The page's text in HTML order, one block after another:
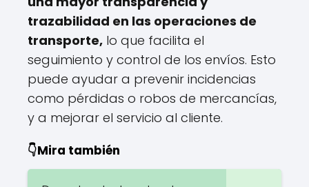
trazabilidad en las operaciones de
transporte, lo que facilita el
seguimiento y control de los envíos. Esto
puede ayudar a prevenir incidencias
como pérdidas o robos de mercancías,
y a mejorar el servicio al cliente.
👇Mira también